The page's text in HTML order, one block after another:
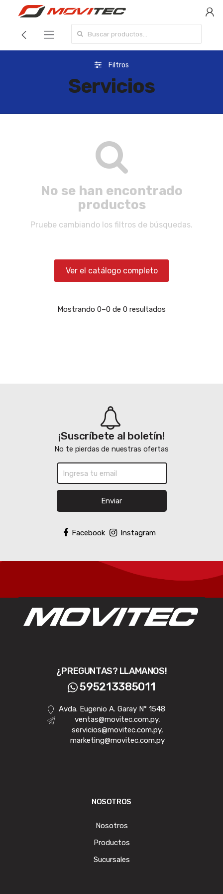
Search for:
Filtros
Servicios
No se han encontrado
productos
Pruebe cambiando los filtros de búsquedas.
Ver el catálogo completo
Mostrando 0–0 de 0 resultados
¡Suscríbete al boletín!
No te pierdas de nuestras ofertas
Enviar
Facebook Instagram
¿PREGUNTAS? LLAMANOS!
595213385011
Avda. Eugenio A. Garay N° 1548
ventas@movitec.com.py,
servicios@movitec.com.py,
marketing@movitec.com.py
NOSOTROS
Nosotros
Productos
Sucursales